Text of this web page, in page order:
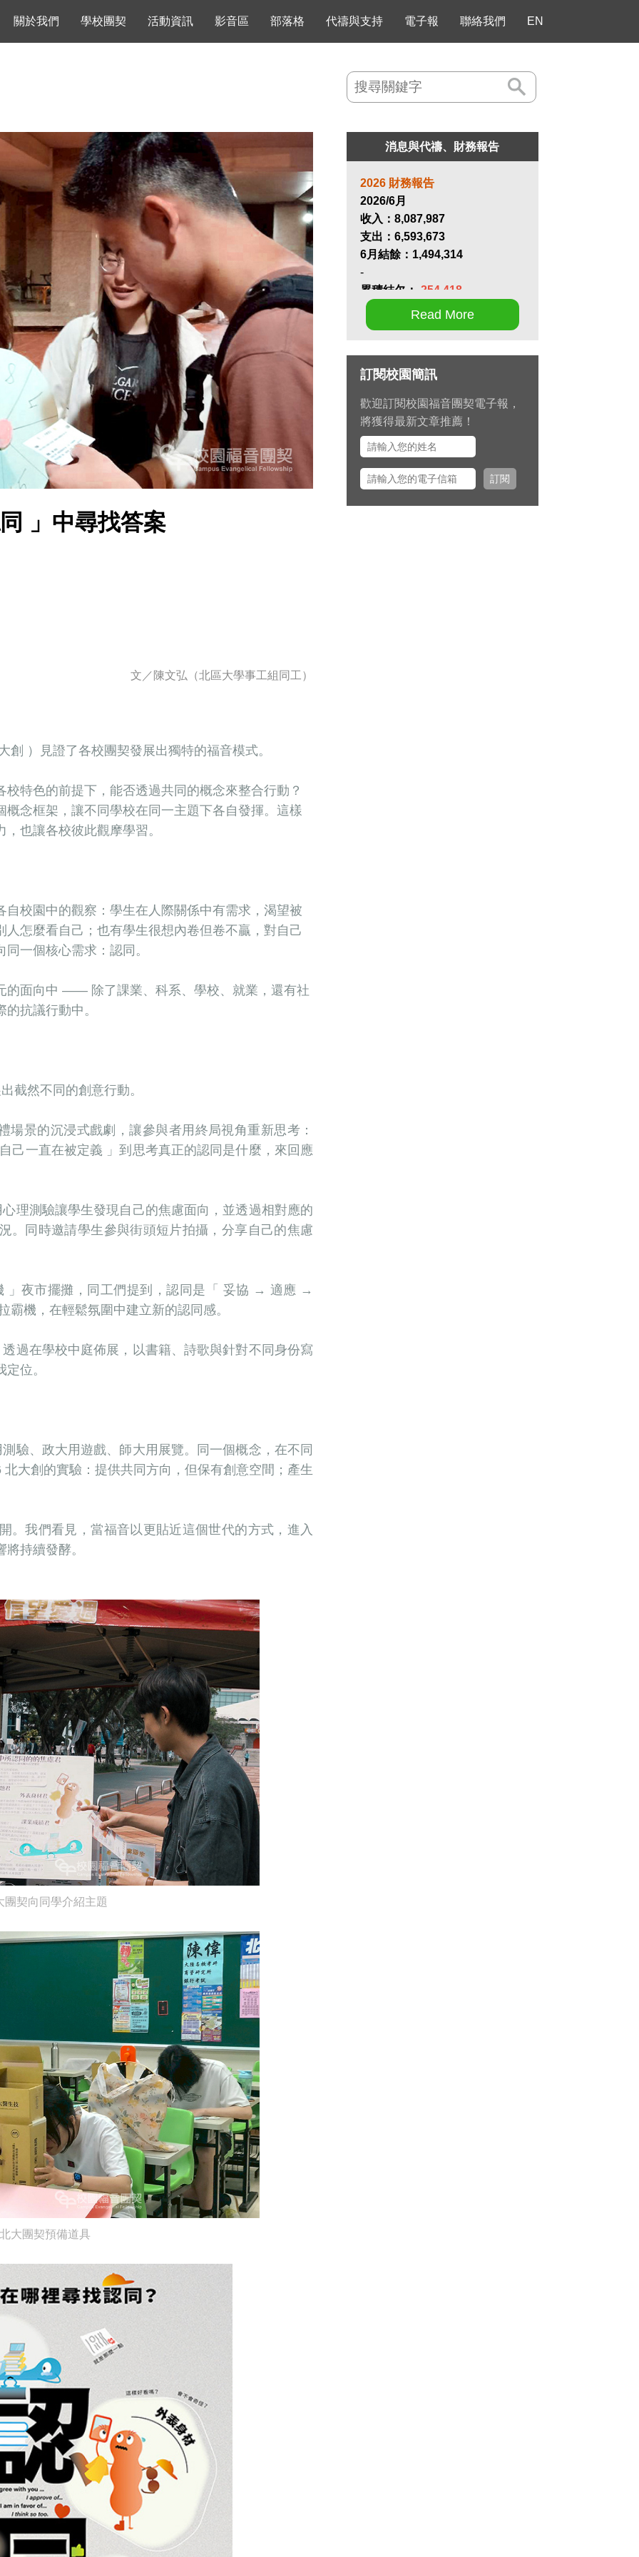
關於我們 學校團契 活動資訊 影音區 部落格 代禱與支持 電子報 聯絡我們 EN
」中尋找答案
文／ 陳文弘（北區大學事工組同工）
）見證了各校團契發展出獨特的福音模式。
特色的前提下，能否透過共同的概念來整合行動？
念框架，讓不同學校在同一主題下各自發揮。這樣
也讓各校彼此觀摩學習。
校園中的觀察：學生在人際關係中有需求，渴望被
怎麼看自己；也有學生很想內卷但卷不贏，對自己
一個核心需求：認同。
的面向中 —— 除了課業、科系、學校、就業，還有社
抗議行動中。
截然不同的創意行動。
景的沉浸式戲劇，讓參與者用終局視角重新思考：
己一直在被定義 」到思考真正的認同是什麼，來回應
理測驗讓學生發現自己的焦慮面向，並透過相對應的
。同時邀請學生參與街頭短片拍攝，分享自己的焦慮
」夜市擺攤，同工們提到，認同是「 妥協 → 適應 →
機，在輕鬆氛圍中建立新的認同感。
過在學校中庭佈展，以書籍、詩歌與針對不同身份寫
位。
驗、政大用遊戲、師大用展覽。同一個概念，在不同
大創的實驗：提供共同方向，但保有創意空間；產生
。我們看見，當福音以更貼近這個世代的方式，進入
持續發酵。
團契向同學介紹主題
大團契預備道具
消息與代禱、財務報告
2026 財務報告
2026/6月
收入： 8,087,987
支出： 6,593,673
6月結餘： 1,494,314
-
累積結欠：
-254,418
第十七屆畢業生同行營將於九月
推動禱告。
九月 15 日至十月 2 日期間，總
幹事左心泰牧師將與團契部主任
陳怡安傳道、大學事工組主任田
正平傳道一同前往美國多個城市
拜訪校園之友並舉辦校園之友
會，願主看顧出入平安、服事得
Read More
訂閱校園簡訊
歡迎訂閱校園福音團契電子報，
將獲得最新文章推薦！
訂閱